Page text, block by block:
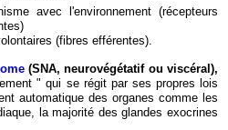
avec l'environnement (récepteurs
(fibres efférentes).
(SNA, neurovégétatif ou viscéral),
" qui se régit par ses propres lois
automatique des organes comme les
la majorité des glandes exocrines